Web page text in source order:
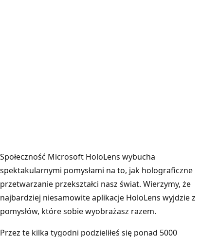
Społeczność Microsoft HoloLens wybucha
spektakularnymi pomysłami na to, jak holograficzne
przetwarzanie przekształci nasz świat. Wierzymy, że
najbardziej niesamowite aplikacje HoloLens wyjdzie z
pomysłów, które sobie wyobrażasz razem.
Przez te kilka tygodni podzieliłeś się ponad 5000